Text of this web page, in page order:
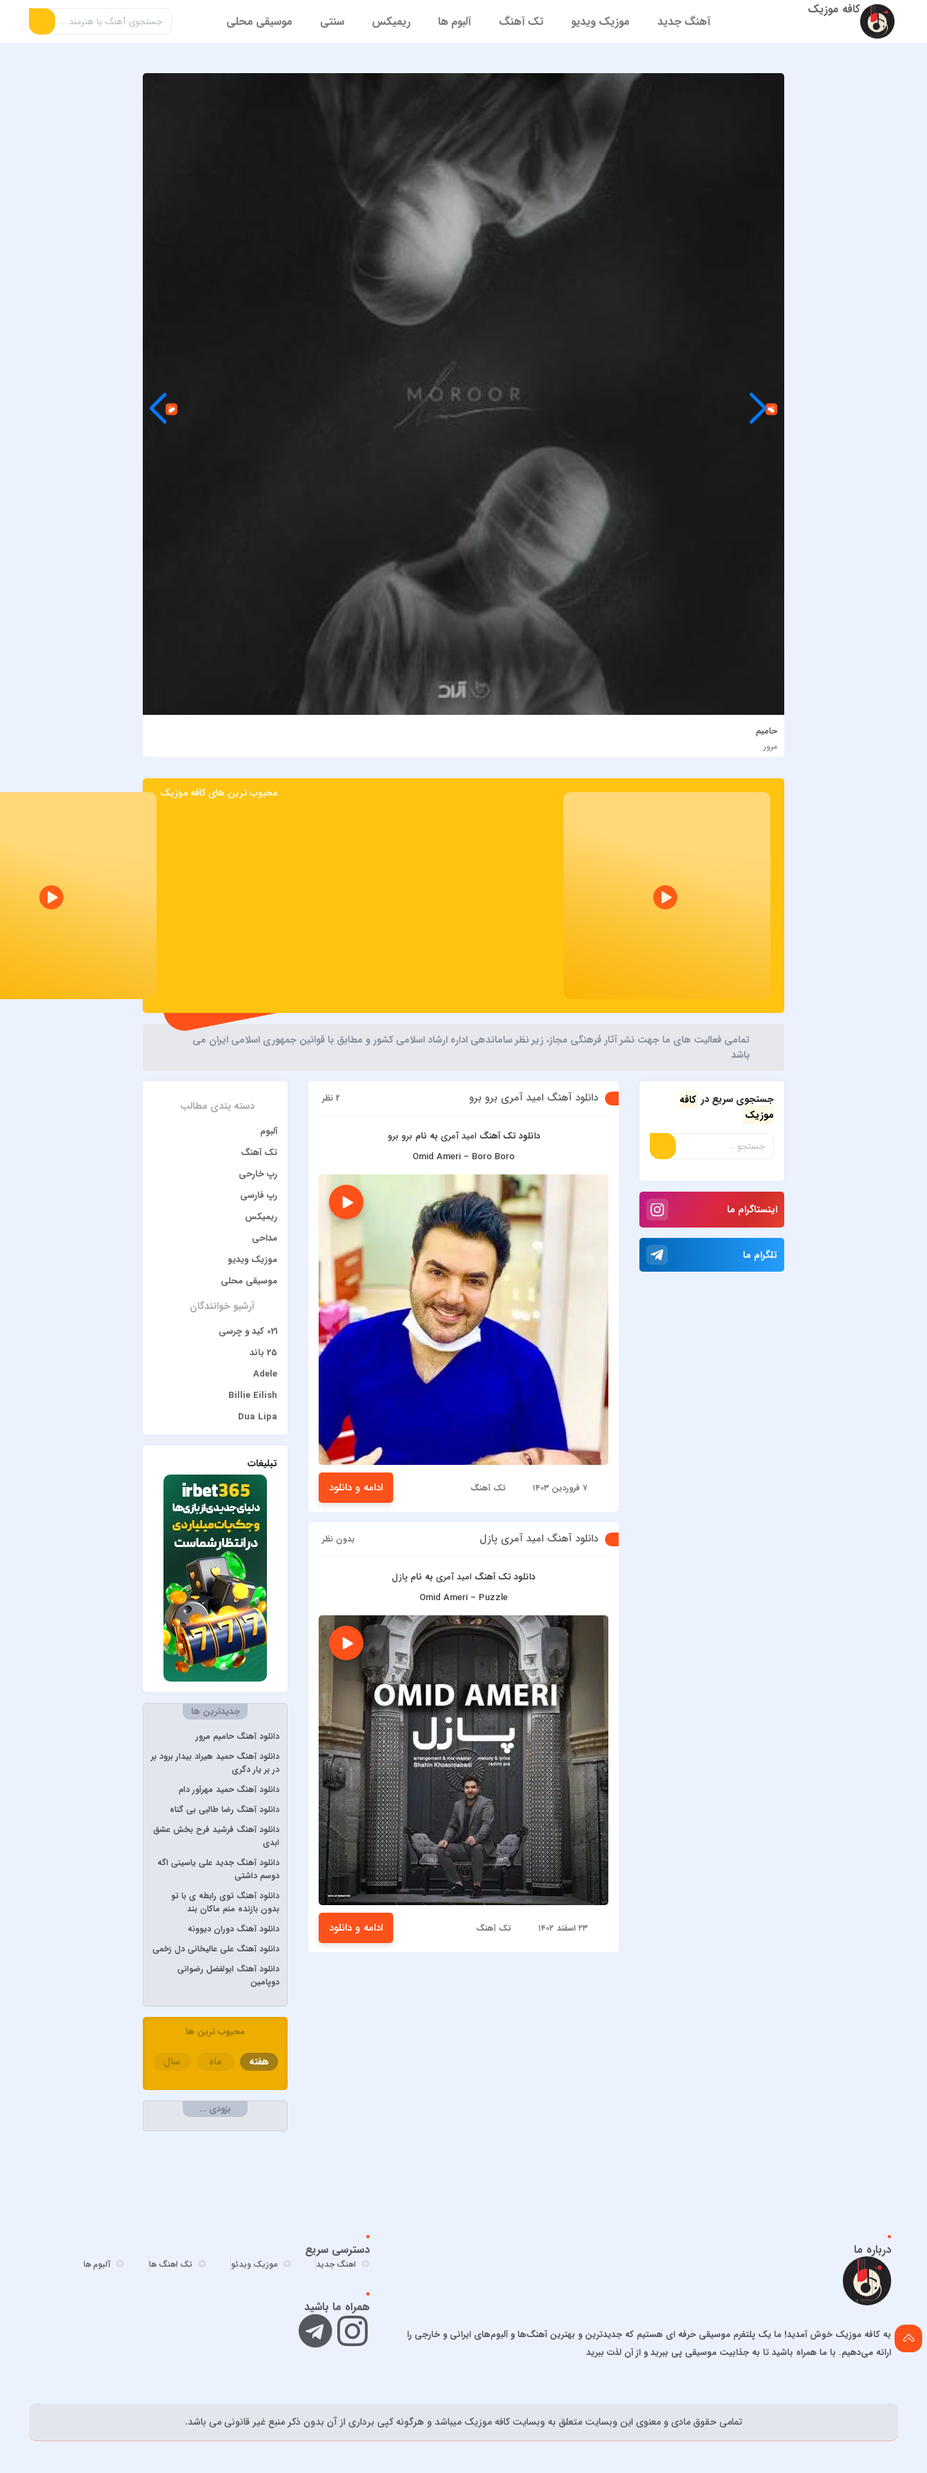
کافه موزیک
آهنگ جدید موزیک ویدیو تک آهنگ آلبوم ها ریمیکس سنتی موسیقی محلی
حامیم
مرور
محبوب ترین های کافه موزیک
تمامی فعالیت های ما جهت نشر آثار فرهنگی مجاز، زیر نظر ساماندهی اداره ارشاد اسلامی کشور و مطابق با قوانین جمهوری اسلامی ایران می
باشد
جستجوی سریع در کافه
موزیک
اینستاگرام ما
تلگرام ما
دانلود آهنگ امید آمری برو برو 2 نظر
دانلود تک آهنگ امید آمری به نام برو برو
Omid Ameri – Boro Boro
۷ فروردین ۱۴۰۳ تک آهنگ ادامه و دانلود
دانلود آهنگ امید آمری پازل بدون نظر
دانلود تک آهنگ امید آمری به نام پازل
Omid Ameri – Puzzle
۲۳ اسفند ۱۴۰۲ تک آهنگ ادامه و دانلود
دسته بندی مطالب
آلبوم
تک آهنگ
رپ خارحی
رپ فارسی
ریمیکس
مداحی
موزیک ویدیو
موسیقی محلی
آرشیو خوانندگان
021 کید و چرسی
25 باند
Adele
Billie Eilish
Dua Lipa
Gülşen
Hadise
JONY
Lana Del Rey
Lenna
Måneskin
Peviack
Pvol&Erfan Kalbod
Redbone
Selena Gomez
Sertab Erener
Stevie Wonder
آبان بند
آدوین
آرتا
آرتا و آرون
آرتا و پارسالیپ
آرش AP
آرش و ساسی
آرمان گرشاسبی
آرمین زارعی
آرون افشار
آصف آریا
آیسم
ابراهیم تاتلیسس
ابولفضل رضوانی
ابی و کامران و هومن
اشوان
امید مهداد
امیر ارسلان
تبلیغات
جدیدترین ها
دانلود آهنگ حامیم مرور
دانلود آهنگ حمید هیراد بیدار برود بر
در بر یار دگری
دانلود آهنگ حمید مهرآور دام
دانلود آهنگ رضا طالبی بی گناه
دانلود آهنگ فرشید فرح بخش عشق
ابدی
دانلود آهنگ جدید علی یاسینی اگه
دوسم داشتی
دانلود آهنگ توی رابطه ی با تو
بدون بازنده منم ماکان بند
دانلود آهنگ دوران دیوونه
دانلود آهنگ علی عالیخانی دل زخمی
دانلود آهنگ ابولفضل رضوانی
دوپامین
محبوب ترین ها
هفته ماه سال
بزودی …
درباره ما
به کافه موزیک خوش آمدید! ما یک پلتفرم موسیقی حرفه ای هستیم که جدیدترین و بهترین آهنگ‌ها و آلبوم‌های ایرانی و خارجی را
ارائه می‌دهیم. با ما همراه باشید تا به جذابیت موسیقی پی ببرید و از آن لذت ببرید
دسترسی سریع
اهنگ جدید موزیک ویدئو تک اهنگ ها آلبوم ها
همراه ما باشید
تمامی حقوق مادی و معنوی اين وبسايت متعلق به وبسایت کافه موزیک ميباشد و هرگونه کپی برداری از آن بدون ذکر منبع غیر قانونی می باشد.